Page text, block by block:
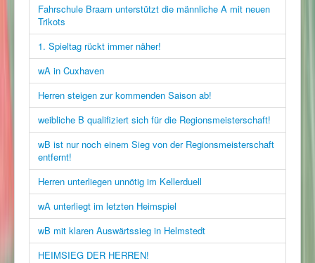
Fahrschule Braam unterstützt die männliche A mit neuen
Trikots
1. Spieltag rückt immer näher!
wA in Cuxhaven
Herren steigen zur kommenden Saison ab!
weibliche B qualifiziert sich für die Regionsmeisterschaft!
wB ist nur noch einem Sieg von der Regionsmeisterschaft
entfernt!
Herren unterliegen unnötig im Kellerduell
wA unterliegt im letzten Heimspiel
wB mit klaren Auswärtssieg in Helmstedt
HEIMSIEG DER HERREN!